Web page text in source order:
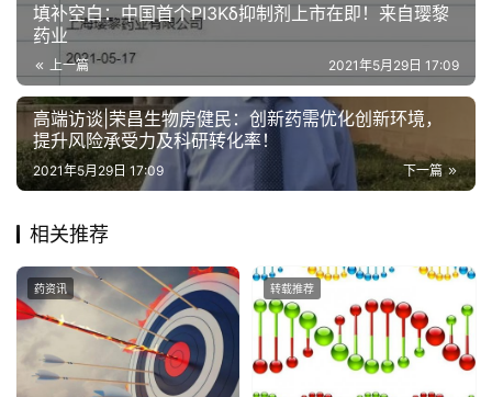
填补空白：中国首个PI3Kδ抑制剂上市在即！来自璎黎
药业
上一篇 2021年5月29日 17:09
高端访谈|荣昌生物房健民：创新药需优化创新环境，
提升风险承受力及科研转化率！
下一篇
2021年5月29日 17:09
相关推荐
药资讯 转载推荐